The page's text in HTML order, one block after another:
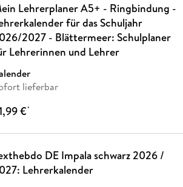
Lehrerplaner A5+ - Ringbindung -
für das Schuljahr
2027 - Blättermeer: Schulplaner
Lehrerinnen und Lehrer
lieferbar
€*
DE Impala schwarz 2026 /
Lehrerkalender